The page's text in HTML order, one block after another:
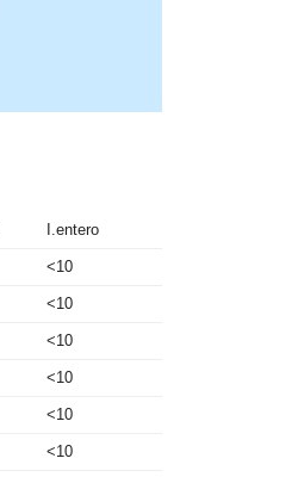
I.entero
<10
<10
<10
<10
<10
<10